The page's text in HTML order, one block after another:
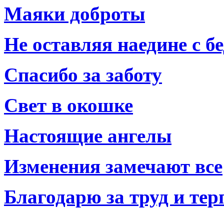
Маяки доброты
Не оставляя наедине с
Спасибо за заботу
Свет в окошке
Настоящие ангелы
Изменения замечают все
Благодарю за труд и